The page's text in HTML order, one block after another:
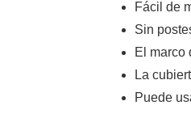
Fácil de
Sin
El marco
La
Puede